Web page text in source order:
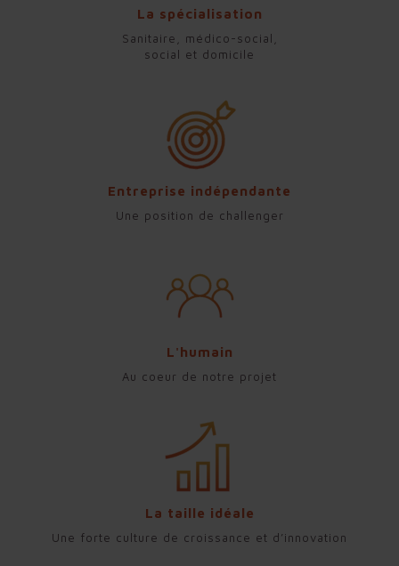
La spécialisation
Sanitaire, médico-social,
social et domicile
Entreprise indépendante
Une position de challenger
L'humain
Au coeur de notre projet
La taille idéale
Une forte culture de croissance et d’innovation